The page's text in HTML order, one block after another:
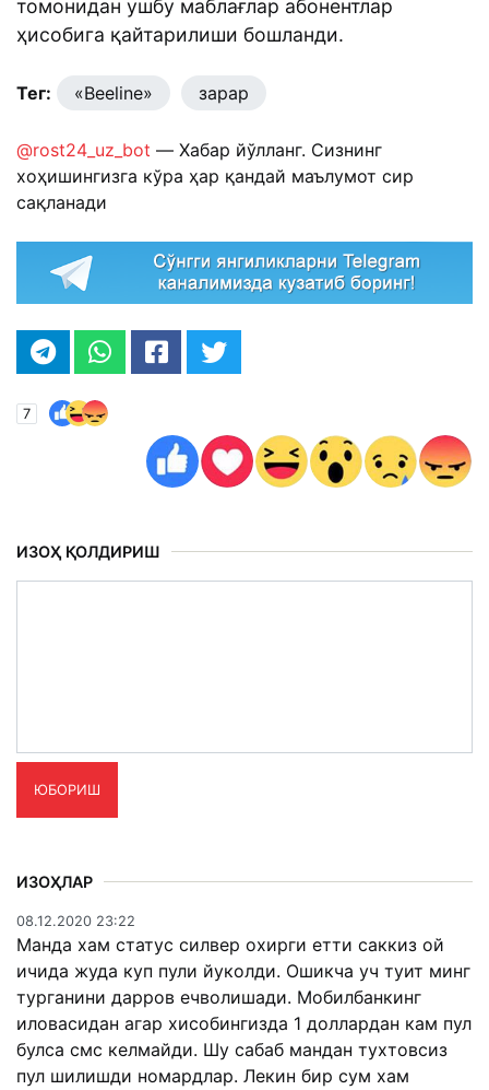
томонидан ушбу маблағлар абонентлар
ҳисобига қайтарилиши бошланди.
Тег: «Beeline» зарар
@rost24_uz_bot — Хабар йўлланг. Сизнинг
хоҳишингизга кўра ҳар қандай маълумот сир
сақланади
7
ИЗОҲ ҚОЛДИРИШ
ЮБОРИШ
ИЗОҲЛАР
08.12.2020 23:22
Манда хам статус силвер охирги етти саккиз ой
ичида жуда куп пули йуколди. Ошикча уч туит минг
турганини дарров ечволишади. Мобилбанкинг
иловасидан агар хисобингизда 1 доллардан кам пул
булса смс келмайди. Шу сабаб мандан тухтовсиз
пул шилишди номардлар. Лекин бир сум хам